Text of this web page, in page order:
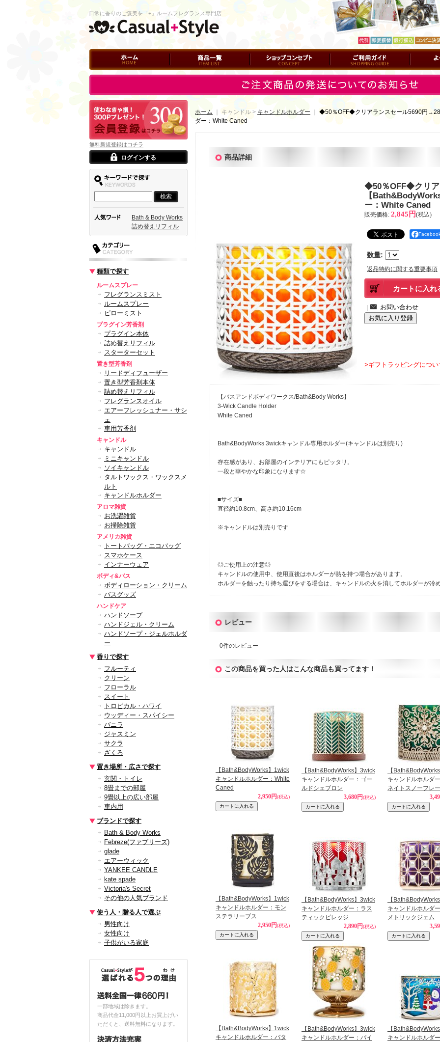
ホーム 商品一覧 ショップコンセプト ご利用ガイド よくある
日常に香りのご褒美を「+」ルームフレグランス専門店
ログイン
無料新規登録はコチラ
ログインする
Bath & Body Works
詰め替えリフィル
種類で探す
ルームスプレー
フレグランスミスト
ルームスプレー
ピローミスト
プラグイン芳香剤
プラグイン本体
詰め替えリフィル
スターターセット
置き型芳香剤
リードディフューザー
置き型芳香剤本体
詰め替えリフィル
フレグランスオイル
エアーフレッシュナー・サシ
ェ
車用芳香剤
キャンドル
キャンドル
ミニキャンドル
ソイキャンドル
タルトワックス・ワックスメ
ルト
キャンドルホルダー
アロマ雑貨
お洗濯雑貨
お掃除雑貨
アメリカ雑貨
トートバッグ・エコバッグ
スマホケース
インナーウェア
ボディ&バス
ボディローション・クリーム
バスグッズ
ハンドケア
ハンドソープ
ハンドジェル・クリーム
ハンドソープ・ジェルホルダ
ー
香りで探す
フルーティ
クリーン
フローラル
スイート
トロピカル・ハワイ
ウッディー・スパイシー
バニラ
ジャスミン
サクラ
ざくろ
置き場所・広さで探す
玄関・トイレ
8畳までの部屋
9畳以上の広い部屋
車内用
ブランドで探す
Bath & Body Works
Febreze(ファブリーズ)
glade
エアーウィック
YANKEE CANDLE
kate spade
Victoria's Secret
その他の人気ブランド
使う人・贈る人で選ぶ
男性向け
女性向け
子供がいる家庭
一部地域は除きます。
商品代金11,000円以上お買上げい
ただくと、送料無料になります。
ホーム ｜ キャンドル > キャンドルホルダー
◆50％OFF◆クリアランスセール5690円
ダー：White Caned
商品詳細
◆50％OFF◆クリア
【
ー：White Caned
販売価格: 2,845円(税込)
数量:
返品特約に関する重要事項
>ギフトラッピングについ
【バスアンドボディワークス/Bath&Body Works】
3-Wick Candle Holder
White Caned
Bath&BodyWorks 3wickキャンドル専用ホルダー(キャンドルは別売り)
存在感があり、お部屋のインテリアにもピッタリ。
一段と華やかな印象になります☆
■サイズ■
直径約10.8cm、高さ約10.16cm
※キャンドルは別売りです
◎ご使用上の注意◎
キャンドルの使用中、使用直後はホルダーが熱を持つ場合があります。
ホルダーを触ったり持ち運びをする場合は、キャンドルの火を消してホルダーが冷
レビュー
0件のレビュー
この商品を買った人はこんな商品も買ってます！
【Bath&BodyWorks】1wick
キャンドルホルダー：White
Caned
2,950円(税込)
【Bath&BodyWorks】3wick
キャンドルホルダー：ゴー
ルドシェブロン
3,680円(税込)
【
キャンドルホルダ
ネイトスノーフレ
【Bath&BodyWorks】1wick
キャンドルホルダー：モン
ステラリーブス
2,950円(税込)
【Bath&BodyWorks】3wick
キャンドルホルダー：ラス
ティックビレッジ
2,890円(税込)
【
キャンドルホルダ
メトリックジェム
【Bath&BodyWorks】1wick
キャンドルホルダー：バタ
【Bath&BodyWorks】3wick
キャンドルホルダー：パイ
【
キャンドルホルダ